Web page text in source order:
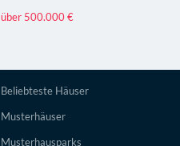
über 500.000 €
Beliebteste Häuser
Musterhäuser
Musterhausparks